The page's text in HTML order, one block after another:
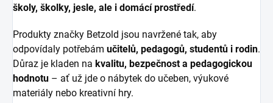
školy, školky, jesle, ale i domácí prostředí.
Produkty značky Betzold jsou navržené tak, aby
odpovídaly potřebám učitelů, pedagogů, studentů i rodin.
Důraz je kladen na kvalitu, bezpečnost a pedagogickou
hodnotu – ať už jde o nábytek do učeben, výukové
materiály nebo kreativní hry.